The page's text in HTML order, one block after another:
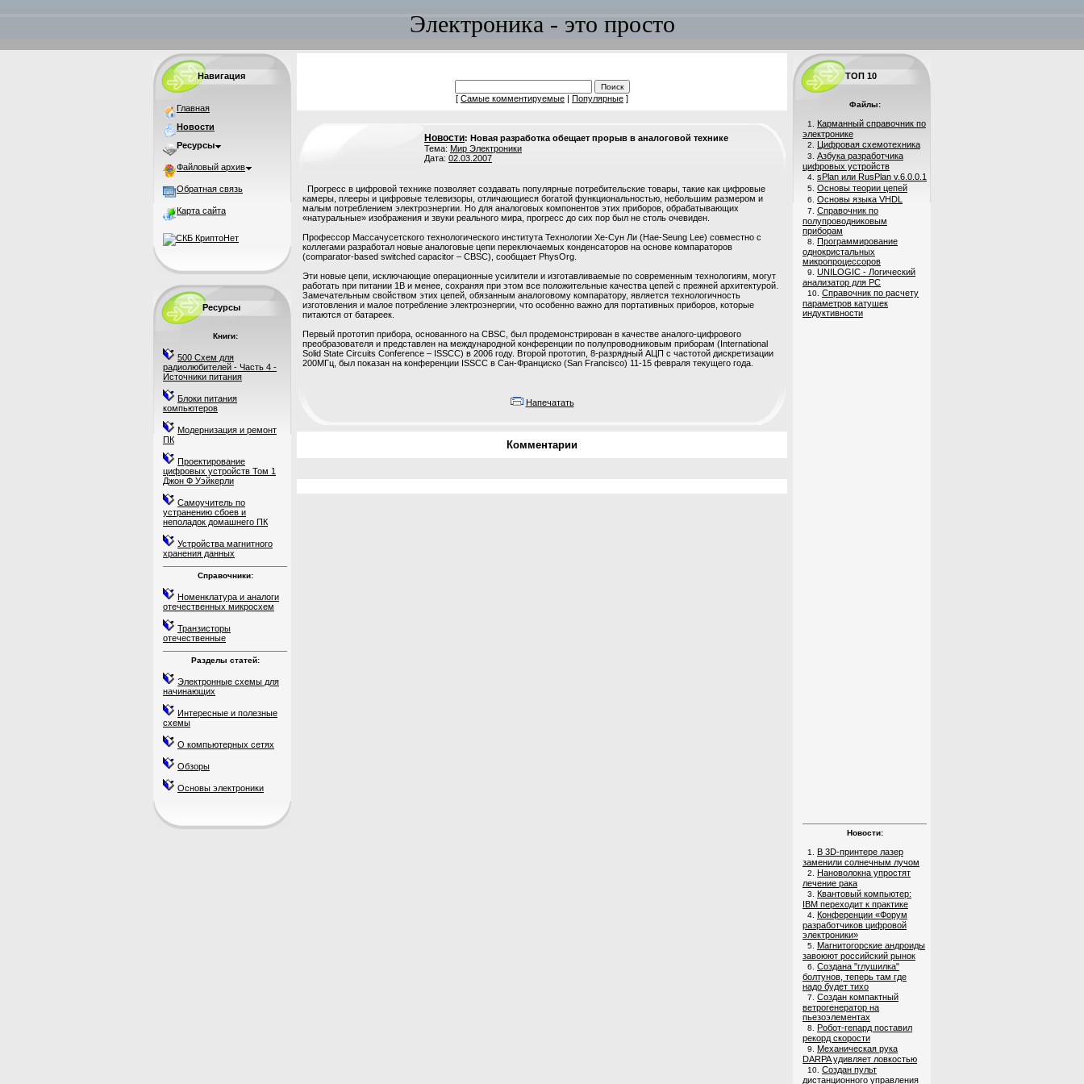
Электроника - это просто
Навигация
Главная
Новости
Ресурсы
Файловый архив
Обратная связь
Карта сайта
Ресурсы
Книги:
500 Схем для
радиолюбителей - Часть 4 -
Источники питания
Блоки питания
компьютеров
Модернизация и ремонт
ПК
Проектирование
цифровых устройств Том 1
Джон Ф Уэйкерли
Самоучитель по
устранению сбоев и
неполадок домашнего ПК
Устройства магнитного
хранения данных
Справочники:
Номенклатура и аналоги
отечественных микросхем
Транзисторы
отечественные
Разделы статей:
Электронные схемы для
начинающих
Интересные и полезные
схемы
О компьютерных сетях
Обзоры
Основы электроники
[ Самые комментируемые | Популярные ]
Новости: Новая разработка обещает прорыв в аналоговой технике
Тема: Мир Электроники
Дата: 02.03.2007
Прогресс в цифровой технике позволяет создавать популярные потребительские товары, такие как цифровые
камеры, плееры и цифровые телевизоры, отличающиеся богатой функциональностью, небольшим размером и
малым потреблением электроэнергии. Но для аналоговых компонентов этих приборов, обрабатывающих
«натуральные» изображения и звуки реального мира, прогресс до сих пор был не столь очевиден.
Профессор Массачусетского технологического института Технологии Хе-Сун Ли (Hae-Seung Lee) совместно с
коллегами разработал новые аналоговые цепи переключаемых конденсаторов на основе компараторов
(comparator-based switched capacitor – CBSC), сообщает PhysOrg.
Эти новые цепи, исключающие операционные усилители и изготавливаемые по современным технологиям, могут
работать при питании 1В и менее, сохраняя при этом все положительные качества цепей с прежней архитектурой.
Замечательным свойством этих цепей, обязанным аналоговому компаратору, является технологичность
изготовления и малое потребление электроэнергии, что особенно важно для портативных приборов, которые
питаются от батареек.
Первый прототип прибора, основанного на CBSC, был продемонстрирован в качестве аналого-цифрового
преобразователя и представлен на международной конференции по полупроводниковым приборам (International
Solid State Circuits Conference – ISSCC) в 2006 году. Второй прототип, 8-разрядный АЦП с частотой дискретизации
200МГц, был показан на конференции ISSCC в Сан-Франциско (San Francisco) 11-15 февраля текущего года.
Напечатать
Комментарии
ТОП 10
Файлы:
1. Карманный справочник по
электронике
2. Цифровая схемотехника
3. Азбука разработчика
цифровых устройств
4. sPlan или RusPlan v.6.0.0.1
5. Основы теории цепей
6. Основы языка VHDL
7. Справочник по
полупроводниковым
приборам
8. Программирование
однокристальных
микропроцессоров
9. UNILOGIC - Логический
анализатор для PC
10. Справочник по расчету
параметров катушек
индуктивности
Новости:
1. В 3D-принтере лазер
заменили солнечным лучом
2. Нановолокна упростят
лечение рака
3. Квантовый компьютер:
IBM переходит к практике
4. Конференции «Форум
разработчиков цифровой
электроники»
5. Магнитогорские андроиды
завоюют российский рынок
6. Создана "глушилка"
болтунов, теперь там где
надо будет тихо
7. Создан компактный
ветрогенератор на
пьезоэлементах
8. Робот-гепард поставил
рекорд скорости
9. Механическая рука
DARPA удивляет ловкостью
10. Создан пульт
дистанционного управления